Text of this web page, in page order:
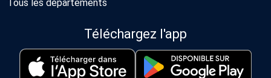
Tous les départements
Téléchargez l'app